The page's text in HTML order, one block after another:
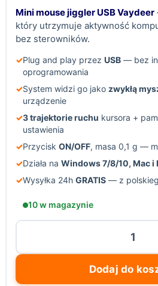
Mini mouse jiggler USB Vaydeer
który utrzymuje aktywność
bez sterowników.
✓Plug and play przez USB — bez
oprogramowania
✓System widzi go jako zwykłą
urządzenie
✓3 trajektorie ruchu kursora +
ustawienia
✓Przycisk ON/OFF, masa 0,1 g —
✓Działa na Windows 7/8/10, Mac i
✓Wysyłka 24h GRATIS — z
10 w magazynie
mini
mouse
Dodaj do